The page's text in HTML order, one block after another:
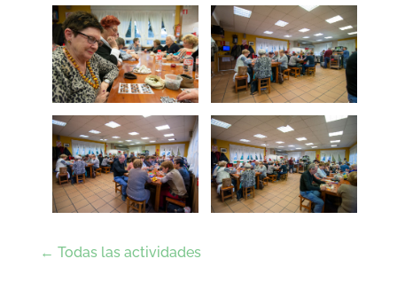
← Todas las actividades